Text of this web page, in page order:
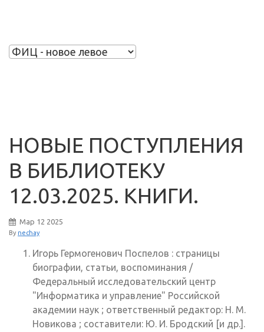
НОВЫЕ ПОСТУПЛЕНИЯ
В БИБЛИОТЕКУ
12.03.2025. КНИГИ.
Мар 12 2025
By nechay
Игорь Гермогенович Поспелов : страницы
биографии, статьи, воспоминания /
Федеральный исследовательский центр
"Информатика и управление" Российской
академии наук ; ответственный редактор: Н. М.
Новикова ; составители: Ю. И. Бродский [и др.].